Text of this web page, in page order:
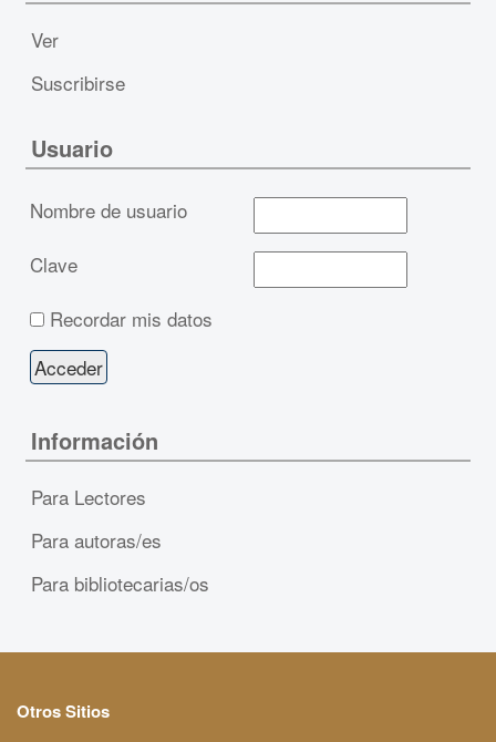
Ver
Suscribirse
Usuario
Nombre de usuario
Clave
Recordar mis datos
Información
Para Lectores
Para autoras/es
Para bibliotecarias/os
Otros Sitios